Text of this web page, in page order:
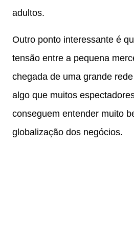
adultos.
Outro ponto interessante é
tensão entre a pequena
chegada de uma grande
algo que muitos
conseguem entender muito
globalização dos negócios.